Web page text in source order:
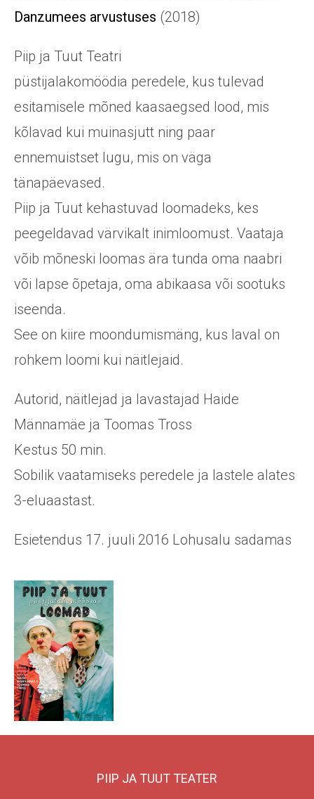
Danzumees arvustuses (2018)
Piip ja Tuut Teatri
püstijalakomöödia peredele, kus tulevad
esitamisele mõned kaasaegsed lood, mis
kõlavad kui muinasjutt ning paar
ennemuistset lugu, mis on väga
tänapäevased.
Piip ja Tuut kehastuvad loomadeks, kes
peegeldavad värvikalt inimloomust. Vaataja
võib mõneski loomas ära tunda oma naabri
või lapse õpetaja, oma abikaasa või sootuks
iseenda.
See on kiire moondumismäng, kus laval on
rohkem loomi kui näitlejaid.
Autorid, näitlejad ja lavastajad Haide
Männamäe ja Toomas Tross
Kestus 50 min.
Sobilik vaatamiseks peredele ja lastele alates
3-eluaastast.
Esietendus 17. juuli 2016 Lohusalu sadamas
PIIP JA TUUT TEATER